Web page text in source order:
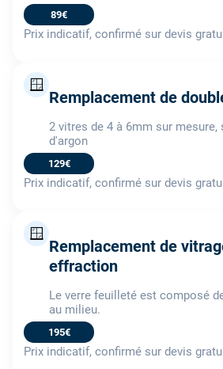
89€
Prix indicatif, confirmé sur devis
🪟
Remplacement de
2 vitres de 4 à 6mm sur mesure,
d'argon
129€
Prix indicatif, confirmé sur devis
🪟
Remplacement de
effraction
Le verre feuilleté est composé
au milieu.
195€
Prix indicatif, confirmé sur devis